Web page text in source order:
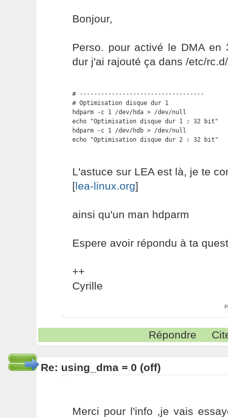
Bonjour,
Perso. pour activé le DMA en
dur j'ai rajouté ça dans /etc/
# -----------------------------------
# Optimisation disque dur 1
hdparm -c 1 /dev/hda > /dev/null
echo "Optimisation disque dur 1 : 32 bit"
hdparm -c 1 /dev/hdb > /dev/null
echo "Optimisation disque dur 2 : 32 bit"
L'astuce sur LEA est là, je te
[lea-linux.org]
ainsi qu'un man hdparm
Espere avoir répondu à ta
++
Cyrille
Répondre
Re: using_dma = 0 (off)
Merci pour l'info ,je vais